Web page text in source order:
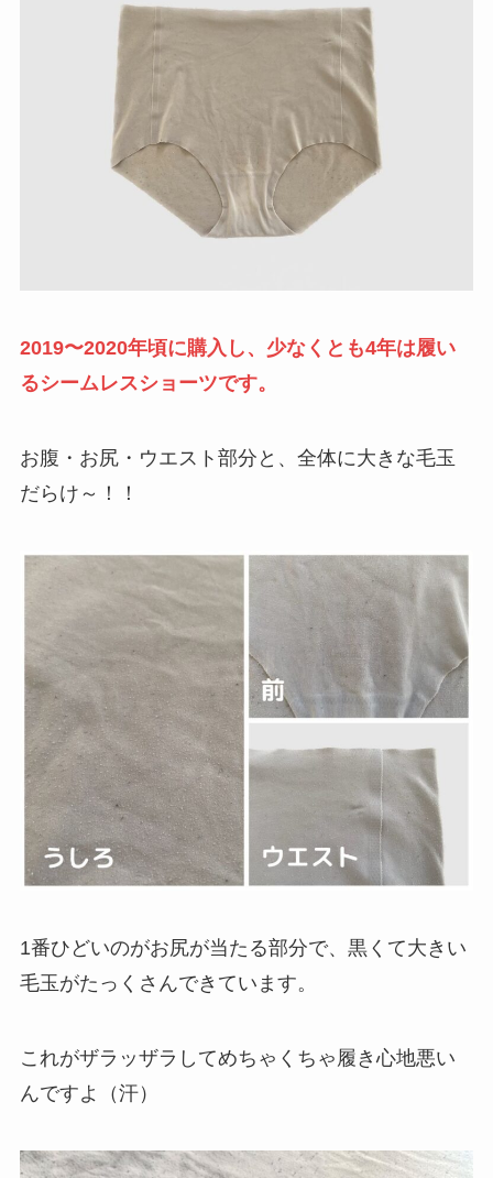
2019〜2020年頃に購入し、少なくとも4年は履い
るシームレスショーツです。
お腹・お尻・ウエスト部分と、全体に大きな毛玉
だらけ～！！
1番ひどいのがお尻が当たる部分で、黒くて大きい
毛玉がたっくさんできています。
これがザラッザラしてめちゃくちゃ履き心地悪い
んですよ（汗）